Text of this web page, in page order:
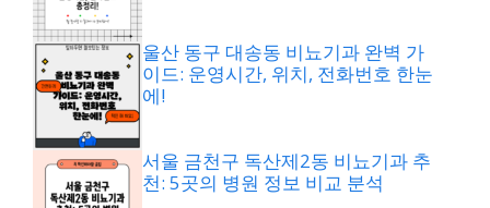
울산 동구 대송동 비뇨기과 완벽 가
이드: 운영시간, 위치, 전화번호 한눈
에!
서울 금천구 독산제2동 비뇨기과 추
천: 5곳의 병원 정보 비교 분석